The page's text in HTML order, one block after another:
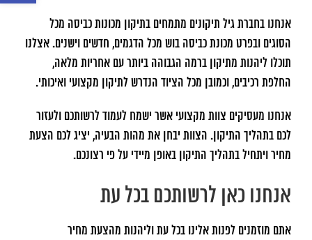
אנחנו בחברת גיל תיקונים מתמחים בתיקון מכונות כביסה מכל
הסוגים ובפרט מכונת כביסה בוש מכל הדגמים, חדשים וישנים. אצלנו
תוכלו ליהנות מתיקון ברמה הגבוהה ביותר עם אחריות מלאה,
החלפת רכיבים, וכמובן מכל הציוד הנדרש לתיקון מקצועי ואיכותי.
אנחנו מעסיקים צוות מקצועי אשר ישמח לעמוד לרשותכם ולעזור
לכם בתהליך התיקון. הצוות יבחן את מהות הבעיה, יציג לכם הצעת
מחיר ויתחיל בתהליך התיקון באופן מיידי על פי רצונכם.
אנחנו כאן לרשותכם בכל עת
אתם מוזמנים לפנות אלינו בכל עת וליהנות מהצעת מחיר